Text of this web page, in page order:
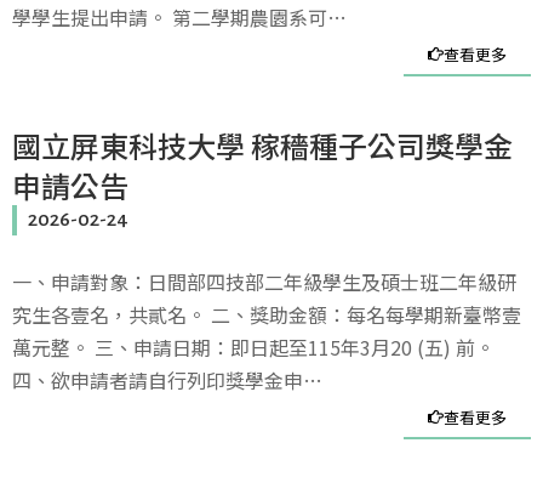
學學生提出申請。 第二學期農園系可…
查看更多
國立屏東科技大學 稼穡種子公司獎學金
申請公告
2026-02-24
一、申請對象：日間部四技部二年級學生及碩士班二年級研
究生各壹名，共貳名。 二、獎助金額：每名每學期新臺幣壹
萬元整。 三、申請日期：即日起至115年3月20 (五) 前。
四、欲申請者請自行列印獎學金申…
查看更多